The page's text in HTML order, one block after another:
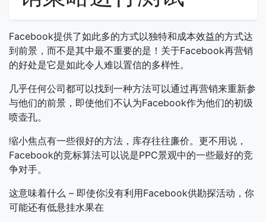
Facebook提供了如此多的方式以独特和成本效益的方式达
到前景，而不是其中最不重要的是！关于Facebook再营销
的好处是它是如此令人难以置信的多样性。
几乎任何公司都可以找到一种方法可以通过再营销来重新参
与他们的前景，即使他们不认为Facebook作为他们的初级
喷壶孔。
缩小焦点有一些很好的方法，库存往往廉价。更不用说，
Facebook的竞标算法可以说是PPC景观中的一些最好的竞
争对手。
这意味着什么 – 即使你没有利用Facebook供勘探活动，你
可能还有低悬挂水果在